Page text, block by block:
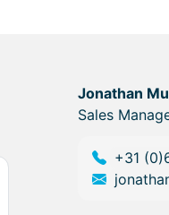
Jonathan
Sales
+31